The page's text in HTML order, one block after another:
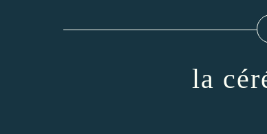
la